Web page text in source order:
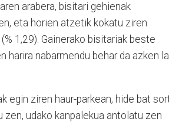
arabera, bisitari gehienak
eta horien atzetik kokatu ziren
1,29). Gainerako bisitariak beste
nabarmendu behar da azken
egin ziren haur-parkean, hide bat
udako kanpalekua antolatu zen